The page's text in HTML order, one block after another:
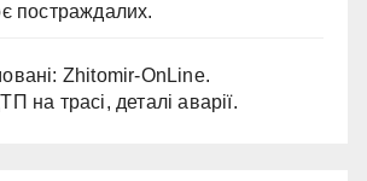
постраждалих.
Zhitomir-OnLine.
на трасі, деталі аварії.